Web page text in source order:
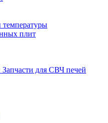
температуры
плит
Запчасти для СВЧ печей